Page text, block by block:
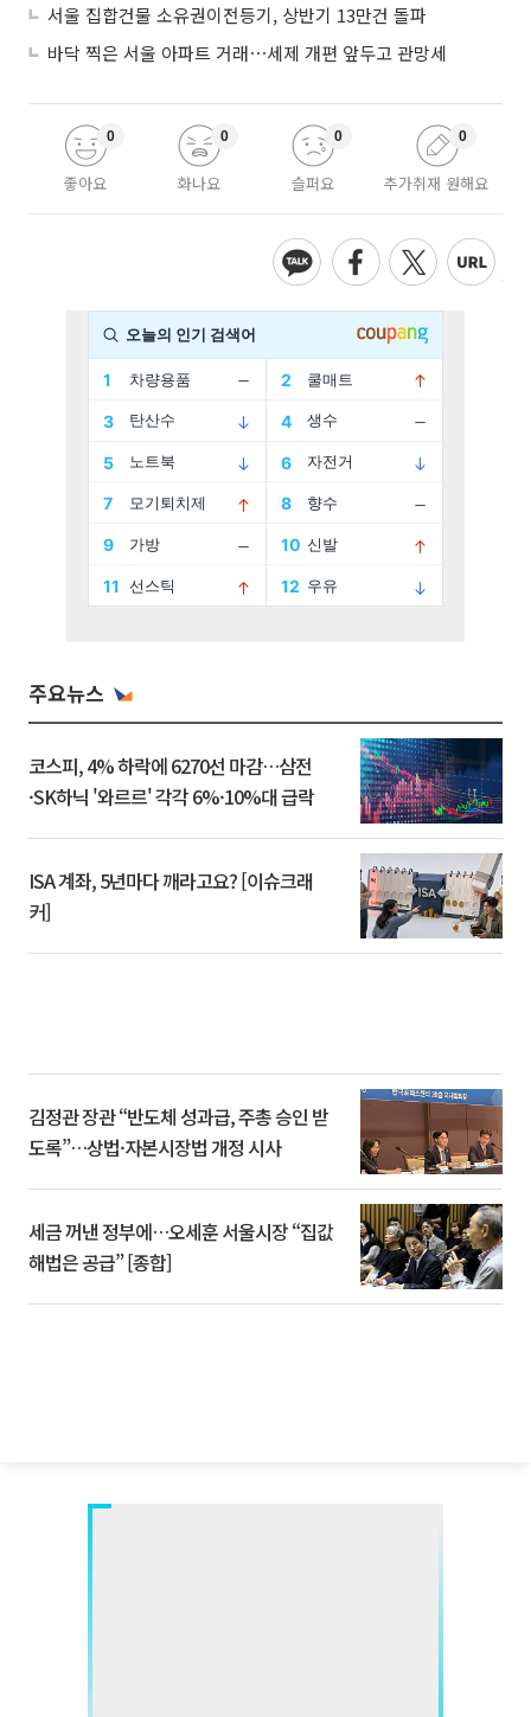
서울 집합건물 소유권이전등기, 상반기 13만건 돌파
바닥 찍은 서울 아파트 거래⋯세제 개편 앞두고 관망세
좋아요
0
화나요
0
슬퍼요
0
추가취재 원해요
0
주요뉴스
코스피, 4% 하락에 6270선 마감…삼전
·SK하닉 '와르르' 각각 6%·10%대 급락
ISA 계좌, 5년마다 깨라고요? [이슈크래
커]
김정관 장관 “반도체 성과급, 주총 승인 받
도록”…상법·자본시장법 개정 시사
세금 꺼낸 정부에…오세훈 서울시장 “집값
해법은 공급” [종합]